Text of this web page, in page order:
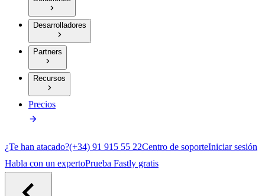
Desarrolladores
Partners
Recursos
Precios
¿Te han atacado?(+34) 91 915 55 22Centro de soporteIniciar sesión
Habla con un expertoPrueba Fastly gratis